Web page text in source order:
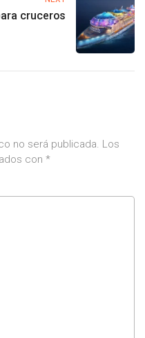
cruceros
no será publicada. Los
con *